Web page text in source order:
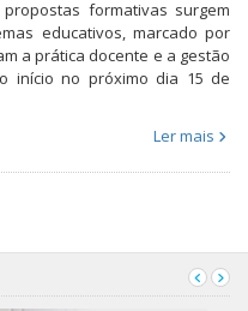
propostas formativas surgem
educativos, marcado por
a prática docente e a gestão
início no próximo dia 15 de
Ler mais